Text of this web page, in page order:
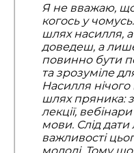
Я не вважаю,
когось у
шлях насилля,
доведеш, а
повинно бути
та зрозуміле
Насилля нічого
шлях пряника:
лекції,
мови. Слід
важливості
молоді. Тому